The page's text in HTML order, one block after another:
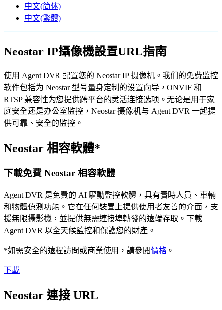
中文(简体)
中文(繁體)
Neostar IP攝像機設置URL指南
使用 Agent DVR 配置您的 Neostar IP 摄像机。我们的免费监控
软件包括为 Neostar 型号量身定制的设置向导，ONVIF 和
RTSP 兼容性为您提供跨平台的灵活连接选项。无论是用于家
庭安全还是办公室监控，Neostar 摄像机与 Agent DVR 一起提
供可靠、安全的监控。
Neostar 相容軟體*
下載免費 Neostar 相容軟體
Agent DVR 是免費的 AI 驅動監控軟體，具有實時人員、車輛
和物體偵測功能。它在任何裝置上提供使用者友善的介面，支
援無限攝影機，並提供無需連接埠轉發的遠端存取。下載
Agent DVR 以全天候監控和保護您的財產。
*如需安全的遠程訪問或商業使用，請參閱價格 。
下載
Neostar 連接 URL